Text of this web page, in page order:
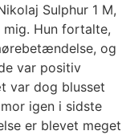
Sulphur 1 M,
Hun fortalte,
og
var positiv
var dog blusset
igen i sidste
er blevet meget